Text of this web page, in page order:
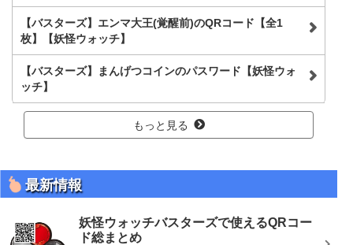
【バスターズ】エンマ大王(覚醒前)のQRコード【全1
枚】【妖怪ウォッチ】
【バスターズ】まんげつコインのパスワード【妖怪ウォ
ッチ】
もっと見る
最新情報
妖怪ウォッチバスターズで使えるQRコー
ド総まとめ